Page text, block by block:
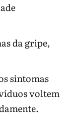
da gripe,
sintomas
voltem